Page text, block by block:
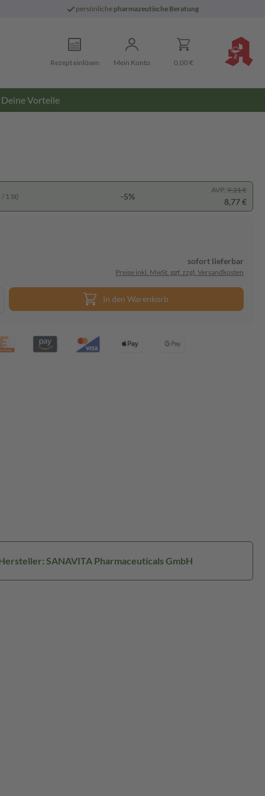
persönliche pharmazeutische Beratung
Rezept einlösen Mein Konto 0,00 €
Deine Vorteile
1 St) -5%
AVP: 9,21 €
8,77 €
sofort lieferbar
Preise inkl. MwSt. ggf. zzgl. Versandkosten
In den Warenkorb
SANAVITA Pharmaceuticals GmbH